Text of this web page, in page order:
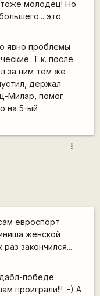
молодец! Но
это
явно проблемы
Т.к. после
за ним тем же
держал
Милар, помог
на 5-ый
more_vert
евроспорт
женской
закончился...
победе
проиграли!!! :-) А